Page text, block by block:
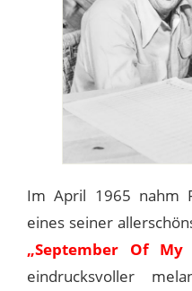
Im April 1965 nahm
eines seiner
„September Of My
eindrucksvoller